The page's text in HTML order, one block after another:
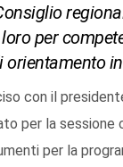
per
con il
per la sessione
per la